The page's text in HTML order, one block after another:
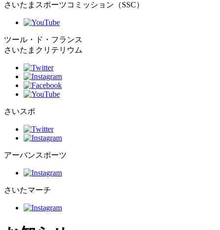
さいたまスポーツコミッション（SSC）
ツール・ド・フランス
さいたまクリテリウム
さいスポ
アーバンスポーツ
さいたマーチ